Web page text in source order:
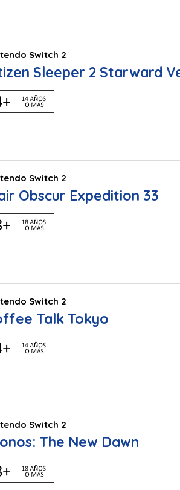
Switch 2
Sleeper 2 Starward
Switch 2
Obscur Expedition 33
Switch 2
Talk Tokyo
Switch 2
The New Dawn